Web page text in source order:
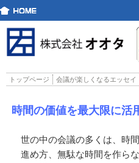
トップページ 会議が楽しくなるエッセイ
時間の価値を最大限に活
世の中の会議の多くは、時
進め方、無駄な時間を作ら